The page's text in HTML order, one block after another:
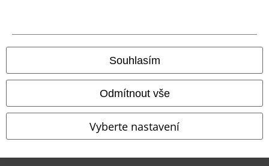
Souhlasím
Odmítnout vše
Vyberte nastavení
Všechny ceny jsou včetně DPH, bezpoštovného a balného
© 1986-2026 EMP Merchandising
Naše online obchody